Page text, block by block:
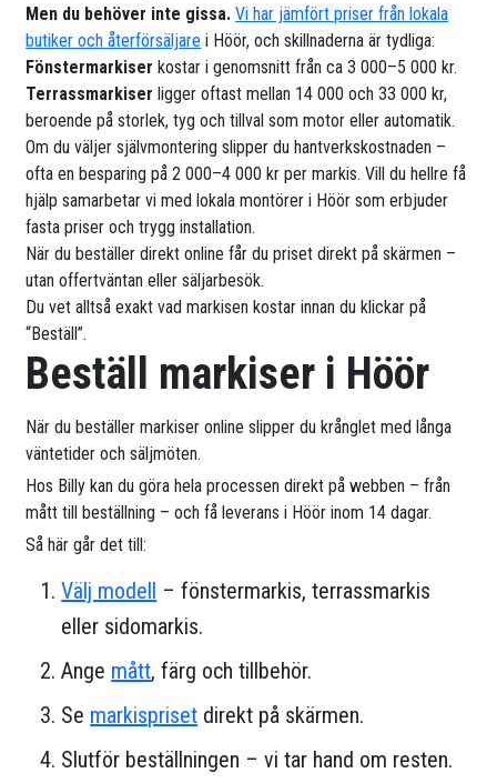
Men du behöver inte gissa.Vi har jämfört priser från lokala
butiker och återförsäljare i Höör, och skillnaderna är tydliga:
Fönstermarkiser kostar i genomsnitt från ca 3 000–5 000 kr.
Terrassmarkiser ligger oftast mellan 14 000 och 33 000 kr,
beroende på storlek, tyg och tillval som motor eller automatik.
Om du väljer självmontering slipper du hantverkskostnaden –
ofta en besparing på 2 000–4 000 kr per markis. Vill du hellre få
hjälp samarbetar vi med lokala montörer i Höör som erbjuder
fasta priser och trygg installation.
När du beställer direkt online får du priset direkt på skärmen –
utan offertväntan eller säljarbesök.
Du vet alltså exakt vad markisen kostar innan du klickar på
“Beställ”.
Beställ markiser i Höör
När du beställer markiser online slipper du krånglet med långa
väntetider och säljmöten.
Hos Billy kan du göra hela processen direkt på webben – från
mått till beställning – och få leverans i Höör inom 14 dagar.
Så här går det till:
Välj modell – fönstermarkis, terrassmarkis
eller sidomarkis.
Ange mått, färg och tillbehör.
Se markispriset direkt på skärmen.
Slutför beställningen – vi tar hand om resten.